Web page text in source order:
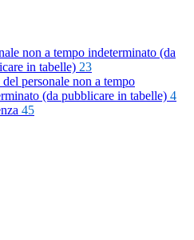
non a tempo indeterminato (da
in tabelle) 23
del personale non a tempo
(da pubblicare in tabelle) 4
45